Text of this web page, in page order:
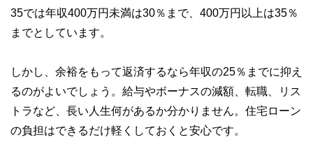
35では年収400万円未満は30％まで、400万円以上は35％
までとしています。
しかし、余裕をもって返済するなら年収の25％までに抑え
るのがよいでしょう。給与やボーナスの減額、転職、リス
トラなど、長い人生何があるか分かりません。住宅ローン
の負担はできるだけ軽くしておくと安心です。